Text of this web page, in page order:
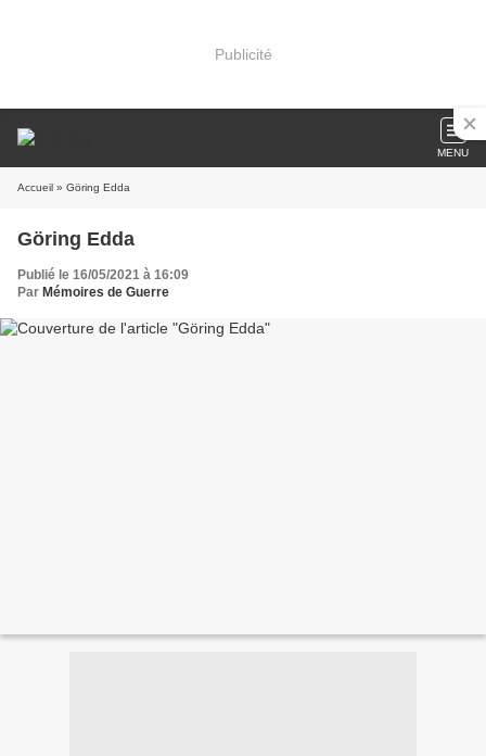
Publicité
MENU
Accueil » Göring Edda
Göring Edda
Publié le 16/05/2021 à 16:09
Par Mémoires de Guerre